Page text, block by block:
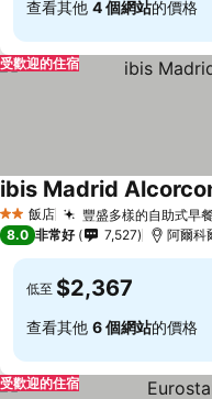
查看其他 4 個網站的價格
受歡迎的住宿
2 星級飯店 豐盛多樣的自助式早
ibis Madrid
8.0 非常好 7,527 阿爾科
低至 $2,367
查看其他 6 個網站的價格
受歡迎的住宿